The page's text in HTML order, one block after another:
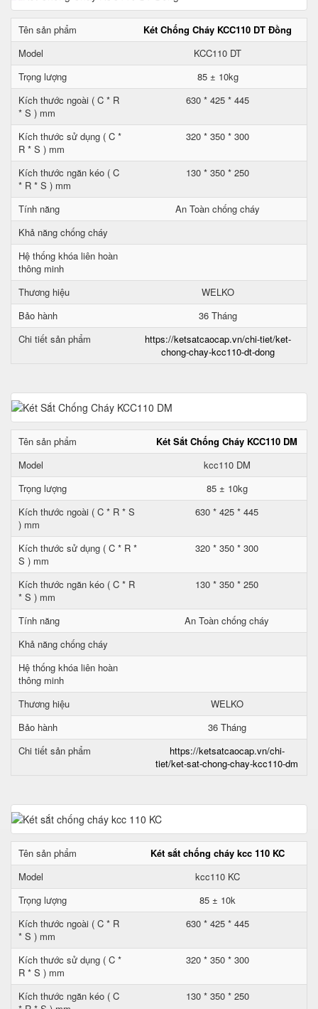
Tên sản phẩm
Két Chống Cháy KCC110 DT Đồng
Model
KCC110 DT
Trọng lượng
85 ± 10kg
Kích thước ngoài ( C * R
* S ) mm
630 * 425 * 445
Kích thước sử dụng ( C *
R * S ) mm
320 * 350 * 300
Kích thước ngăn kéo ( C
* R * S ) mm
130 * 350 * 250
Tính năng
An Toàn chống cháy
Khả năng chống cháy
Hệ thống khóa liên hoàn
thông minh
Thương hiệu
WELKO
Bảo hành
36 Tháng
Chi tiết sản phẩm
https://ketsatcaocap.vn/chi-tiet/ket-
chong-chay-kcc110-dt-dong
Tên sản phẩm
Két Sắt Chống Cháy KCC110 DM
Model
kcc110 DM
Trọng lượng
85 ± 10kg
Kích thước ngoài ( C * R * S
) mm
630 * 425 * 445
Kích thước sử dụng ( C * R *
S ) mm
320 * 350 * 300
Kích thước ngăn kéo ( C * R
* S ) mm
130 * 350 * 250
Tính năng
An Toàn chống cháy
Khả năng chống cháy
Hệ thống khóa liên hoàn
thông minh
Thương hiệu
WELKO
Bảo hành
36 Tháng
Chi tiết sản phẩm
https://ketsatcaocap.vn/chi-
tiet/ket-sat-chong-chay-kcc110-dm
Tên sản phẩm
Két sắt chống cháy kcc 110 KC
Model
kcc110 KC
Trọng lượng
85 ± 10k
Kích thước ngoài ( C * R
* S ) mm
630 * 425 * 445
Kích thước sử dụng ( C *
R * S ) mm
320 * 350 * 300
Kích thước ngăn kéo ( C
130 * 350 * 250